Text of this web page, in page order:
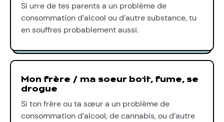
Si un·e de tes parents a un problème de
consommation d’alcool ou d’autre substance, tu
en souffres probablement aussi.
Mon frère / ma soeur boit, fume, se
drogue
Si ton frère ou ta sœur a un problème de
consommation d’alcool, de cannabis, ou d’autre